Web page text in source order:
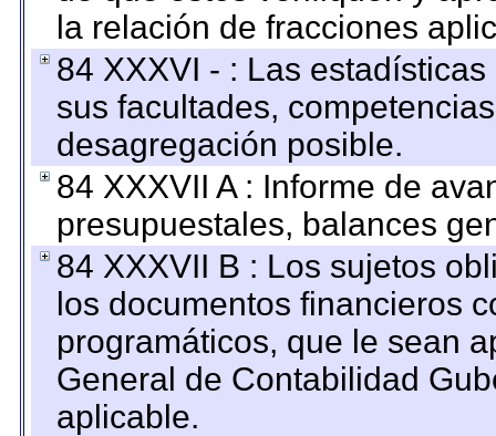
la relación de fracciones
84 XXXVI - : Las
sus facultades,
desagregación posible.
84 XXXVII A : Informe de
presupuestales, balances
84 XXXVII B : Los sujetos
los documentos financieros
programáticos, que le sean
General de Contabilidad
aplicable.